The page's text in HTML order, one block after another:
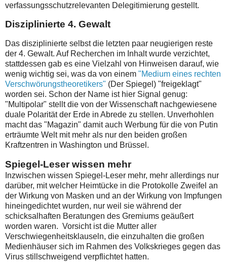
verfassungsschutzrelevanten Delegitimierung gestellt.
Disziplinierte 4. Gewalt
Das disziplinierte selbst die letzten paar neugierigen reste
der 4. Gewalt. Auf Recherchen im Inhalt wurde verzichtet,
stattdessen gab es eine Vielzahl von Hinweisen darauf, wie
wenig wichtig sei, was da von einem "Medium eines rechten
Verschwörungstheoretikers" (Der Spiegel) "freigeklagt"
worden sei. Schon der Name ist hier Signal genug:
"Multipolar" stellt die von der Wissenschaft nachgewiesene
duale Polarität der Erde in Abrede zu stellen. Unverhohlen
macht das "Magazin" damit auch Werbung für die von Putin
erträumte Welt mit mehr als nur den beiden großen
Kraftzentren in Washington und Brüssel.
Spiegel-Leser wissen mehr
Inzwischen wissen Spiegel-Leser mehr, mehr allerdings nur
darüber, mit welcher Heimtücke in die Protokolle Zweifel an
der Wirkung von Masken und an der Wirkung von Impfungen
hineingedichtet wurden, nur weil sie während der
schicksalhaften Beratungen des Gremiums geäußert
worden waren. Vorsicht ist die Mutter aller
Verschwiegenheitsklauseln, die einzuhalten die großen
Medienhäuser sich im Rahmen des Volkskrieges gegen das
Virus stillschweigend verpflichtet hatten.